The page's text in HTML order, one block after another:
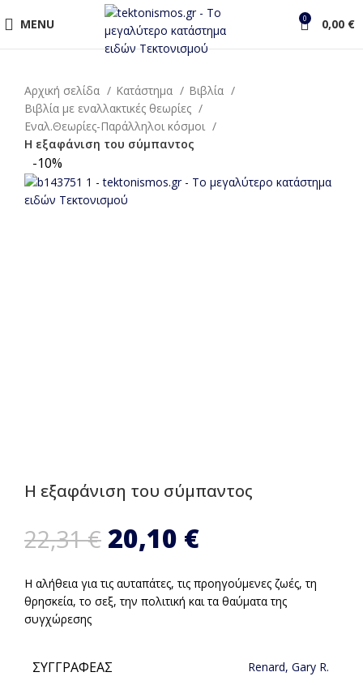
MENU 0 0,00 €
Αρχική σελίδα Κατάστημα
Βιβλία
Βιβλία με εναλλακτικές θεωρίες
Εναλ.Θεωρίες-Παράλληλοι κόσμοι
Η εξαφάνιση του σύμπαντος
-10%
Η εξαφάνιση του σύμπαντος
22,31€ Original price
was: 22,31 €.
20,10 €
τρέχουσα
τιμή
είναι:
Η αλήθεια για τις αυταπάτες, τις προηγούμενες ζωές, τη
θρησκεία, το σεξ, την πολιτική και τα θαύματα της
συγχώρεσης
ΣΥΓΓΡΑΦΈΑΣ Renard, Gary R.